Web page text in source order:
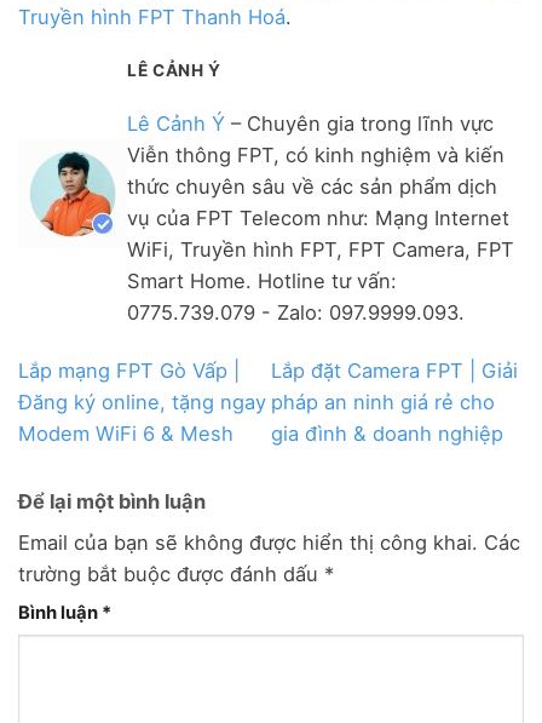
Truyền hình FPT Thanh Hoá.
LÊ CẢNH Ý
Lê Cảnh Ý – Chuyên gia trong lĩnh vực
Viễn thông FPT, có kinh nghiệm và kiến
thức chuyên sâu về các sản phẩm dịch
vụ của FPT Telecom như: Mạng Internet
WiFi, Truyền hình FPT, FPT Camera, FPT
Smart Home. Hotline tư vấn:
0775.739.079 - Zalo: 097.9999.093.
Lắp mạng FPT Gò Vấp |
Đăng ký online, tặng ngay
Modem WiFi 6 & Mesh
Lắp đặt Camera FPT | Giải
pháp an ninh giá rẻ cho
gia đình & doanh nghiệp
Để lại một bình luận
Email của bạn sẽ không được hiển thị công khai. Các
trường bắt buộc được đánh dấu *
Bình luận *